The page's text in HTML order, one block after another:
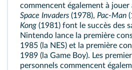
commencent également à jouer
Space Invaders (1978), Pac-Man
Kong (1981) font le succès des
Nintendo lance la première
1985 (la NES) et la première
1989 (la Game Boy). Les
personnels commencent